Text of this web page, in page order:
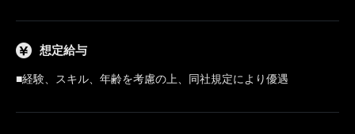
想定給与
■経験、スキル、年齢を考慮の上、同社規定により優遇